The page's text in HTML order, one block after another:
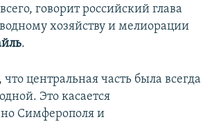
говорит российский глава
хозяйству и мелиорации
.
центральная часть была всегда
Это касается
Симферополя и